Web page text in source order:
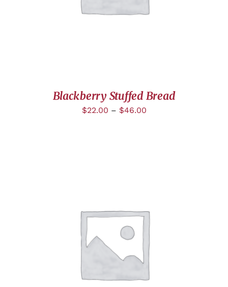
Blackberry Stuffed Bread
$22.00 – $46.00
AJOUTER AU PANIER